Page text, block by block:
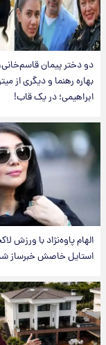
دو دختر پیمان
بهاره رهنما و دیگری از
ابراهیمی؛ در یک قاب!
الهام پاوه‌نژاد با ورزش
استایل خاصش خبرساز